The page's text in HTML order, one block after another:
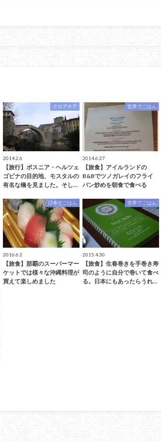
クロアチア
2014.2.6
【旅行】ボスニア・ヘルツェ
ゴビナの目的地、モスタルの
有名な橋を見ました。そし…
世界でごはん
2014.6.27
【旅食】アイルランドの
B&Bでツノガレイのフライ
パン炒めを朝食で食べる
日本でごはん
2016.6.2
【旅食】那覇のスーパーマー
ケットでは様々な沖縄料理が
買えて楽しめました
世界でごはん
2015.4.30
【旅食】生春巻きを手巻き寿
司のように自分で巻いて食べ
る。日本にもあったらうれ…